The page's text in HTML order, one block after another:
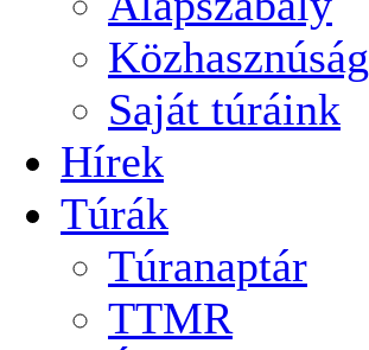
Közhasznúság
Saját túráink
Hírek
Túrák
Túranaptár
TTMR